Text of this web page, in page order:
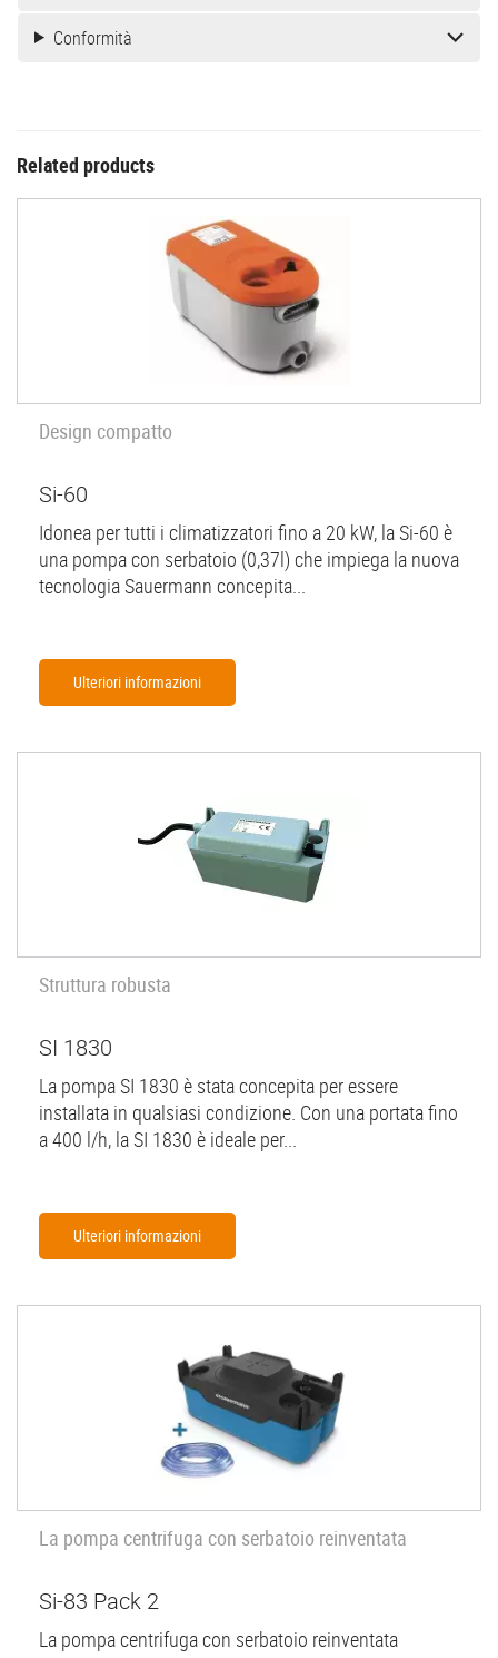
Conformità
Related products
Design compatto
Si-60
Idonea per tutti i climatizzatori fino a 20 kW, la Si-60 è
una pompa con serbatoio (0,37l) che impiega la nuova
tecnologia Sauermann concepita...
Ulteriori informazioni
Struttura robusta
SI 1830
La pompa SI 1830 è stata concepita per essere
installata in qualsiasi condizione. Con una portata fino
a 400 l/h, la SI 1830 è ideale per...
Ulteriori informazioni
La pompa centrifuga con serbatoio reinventata
Si-83 Pack 2
La pompa centrifuga con serbatoio reinventata